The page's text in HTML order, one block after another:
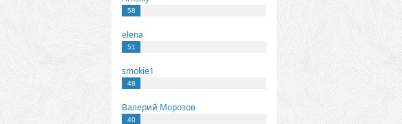
58
elena
51
smokie1
48
Валерий Морозов
40